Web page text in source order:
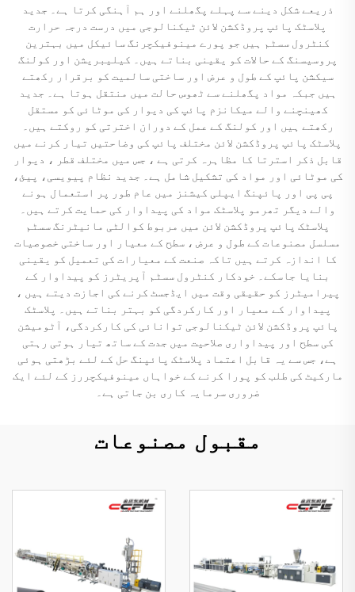
ذریعے شکل دینے سے پہلے پگھلنے اور ہم آہنگی کرتا ہے۔ جدید
پلاسٹک پائپ پروڈکشن لائن ٹیکنالوجی میں درست درجہ حرارت
کنٹرول سسٹم ہیں جو پورے مینوفیکچرنگ سائیکل میں بہترین
پروسیسنگ کے حالات کو یقینی بناتے ہیں۔ کیلیبریشن اور کولنگ
سیکشن پائپ کے طول و عرض اور ساختی سالمیت کو برقرار رکھتے
ہیں جبکہ مواد پگھلنے سے ٹھوس حالت میں منتقل ہوتا ہے۔ جدید
کھینچنے والے میکانزم پائپ کی دیوار کی موٹائی کو مستقل
رکھتے ہیں اور کولنگ کے عمل کے دوران اخترتی کو روکتے ہیں۔
پلاسٹک پائپ پروڈکشن لائن مختلف پائپ کی وضاحتیں تیار کرنے میں
قابل ذکر استرتا کا مظاہرہ کرتی ہے ، جس میں مختلف قطر ، دیوار
کی موٹائی اور مواد کی تشکیل شامل ہے۔ جدید نظام پیویسی، پیئ،
پی پی اور پائپنگ ایپلی کیشنز میں عام طور پر استعمال ہونے
والے دیگر تھرمو پلاسٹک مواد کی پیداوار کی حمایت کرتے ہیں۔
پلاسٹک پائپ پروڈکشن لائن میں مربوط کوالٹی مانیٹرنگ سسٹم
مسلسل مصنوعات کے طول و عرض ، سطح کے معیار اور ساختی خصوصیات
کا اندازہ کرتے ہیں تاکہ صنعت کے معیارات کی تعمیل کو یقینی
بنایا جاسکے۔ خودکار کنٹرول سسٹم آپریٹرز کو پیداوار کے
پیرامیٹرز کو حقیقی وقت میں ایڈجسٹ کرنے کی اجازت دیتے ہیں ،
پیداوار کے معیار اور کارکردگی کو بہتر بناتے ہیں۔ پلاسٹک
پائپ پروڈکشن لائن ٹیکنالوجی توانائی کی کارکردگی، آٹومیشن
کی سطح اور پیداواری صلاحیت میں جدت کے ساتھ تیار ہوتی رہتی
ہے، جس سے یہ قابل اعتماد پلاسٹک پائپنگ حل کے لئے بڑھتی ہوئی
مارکیٹ کی طلب کو پورا کرنے کے خواہاں مینوفیکچررز کے لئے ایک
ضروری سرمایہ کاری بن جاتی ہے۔
مقبول مصنوعات